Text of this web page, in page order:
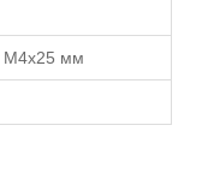
М4х25 мм